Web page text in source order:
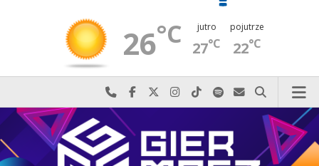
26°C jutro
27°C
pojutrze
22°C
Najlepiej po prostu do nas zadzwoń
Odwiedź nas na Facebook-u
Odwiedź nas na X
Odwiedź nas na Instagram-ie
Odwiedź nas na TikTok-u
Szukaj nas na Spotify
Wyślij do nas
Szukaj